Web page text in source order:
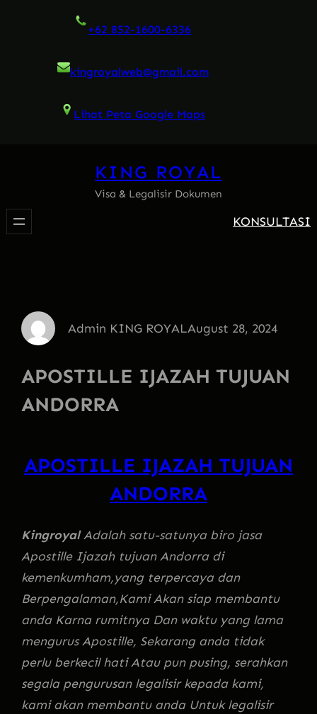
+62 852-1600-6336
kingroyalweb@gmail.com
Lihat Peta Google Maps
KING ROYAL
Visa & Legalisir Dokumen
KONSULTASI
Admin KING ROYALAugust 28, 2024
APOSTILLE IJAZAH TUJUAN
ANDORRA
APOSTILLE IJAZAH TUJUAN
ANDORRA
KingroyalAdalah satu-satunya biro jasa
Apostille Ijazah tujuan Andorra di
kemenkumham,yang terpercaya dan
Berpengalaman,Kami Akan siap membantu
anda Karna rumitnya Dan waktu yang lama
mengurus Apostille, Sekarang anda tidak
perlu berkecil hati Atau pun pusing, serahkan
segala pengurusan legalisir kepada kami,
kami akan membantu anda Untuk legalisir